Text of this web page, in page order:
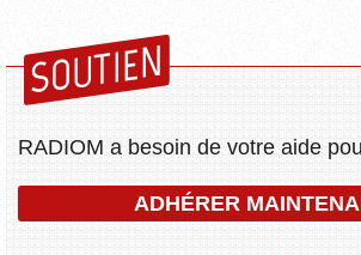
SOUTIEN
RADIOM a besoin de votre aide
ADHÉRER